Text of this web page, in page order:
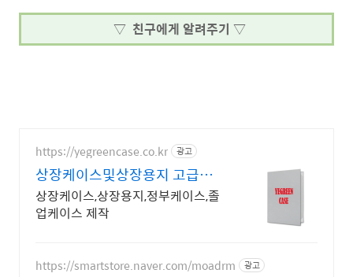
▽ 친구에게 알려주기 ▽
https://yegreencase.co.kr 광고
상장케이스및상장용지 고급스
러운 차별화된 디자인
상장케이스,상장용지,정부케이스,졸
업케이스 제작
https://smartstore.naver.com/moadrm 광고